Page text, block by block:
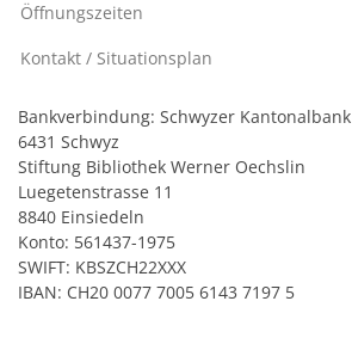
Öffnungszeiten
Kontakt / Situationsplan
Bankverbindung: Schwyzer Kantonalbank
6431 Schwyz
Stiftung Bibliothek Werner Oechslin
Luegetenstrasse 11
8840 Einsiedeln
Konto: 561437-1975
SWIFT: KBSZCH22XXX
IBAN: CH20 0077 7005 6143 7197 5